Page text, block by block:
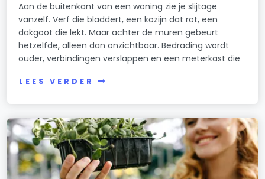
Aan de buitenkant van een woning zie je slijtage
vanzelf. Verf die bladdert, een kozijn dat rot, een
dakgoot die lekt. Maar achter de muren gebeurt
hetzelfde, alleen dan onzichtbaar. Bedrading wordt
ouder, verbindingen verslappen en een meterkast die
LEES VERDER